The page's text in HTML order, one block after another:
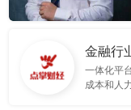
金融行
一体化平
成本和人